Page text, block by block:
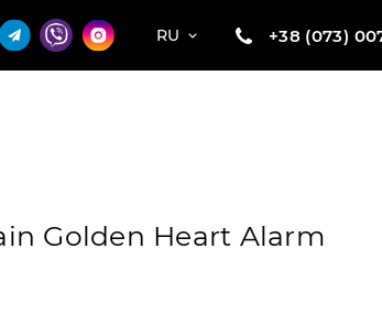
RU +38 (073)
Golden Heart Alarm